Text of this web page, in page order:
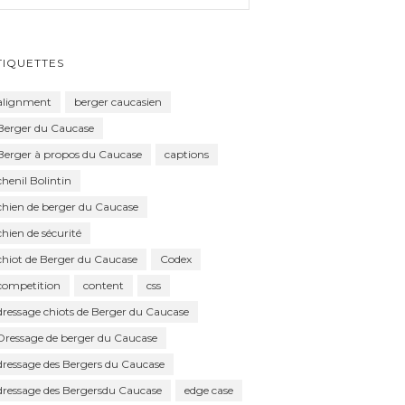
berger caucasien
du Caucase
à propos du Caucase
captions
Bolintin
de berger du Caucase
de sécurité
de Berger du Caucase
Codex
content
css
chiots de Berger du Caucase
de berger du Caucase
des Bergers du Caucase
des Bergersdu Caucase
edge case